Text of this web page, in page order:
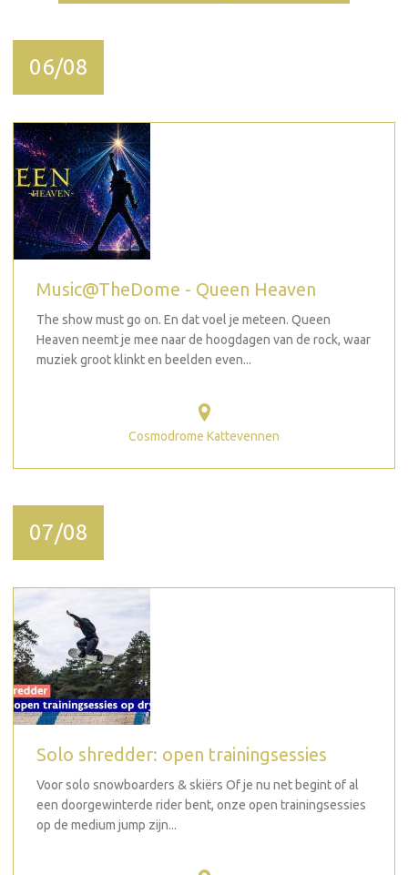
06/08
Music@TheDome - Queen Heaven
The show must go on. En dat voel je meteen. Queen
Heaven neemt je mee naar de hoogdagen van de rock, waar
muziek groot klinkt en beelden even...
Cosmodrome Kattevennen
07/08
Solo shredder: open trainingsessies
Voor solo snowboarders & skiërs Of je nu net begint of al
een doorgewinterde rider bent, onze open trainingsessies
op de medium jump zijn...